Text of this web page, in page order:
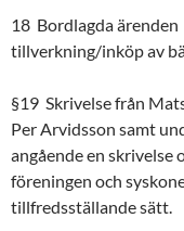
18 Bordlagda
tillverkning/inköp av
§19 Skrivelse från
Per Arvidsson samt
angående en skrivelse
föreningen och
tillfredsställande sätt.